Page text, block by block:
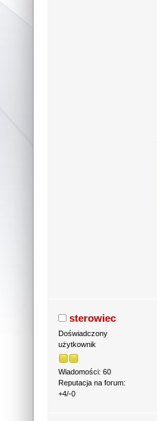
sterowiec
Doświadczony
użytkownik
Wiadomości: 60
Reputacja na forum:
+4/-0